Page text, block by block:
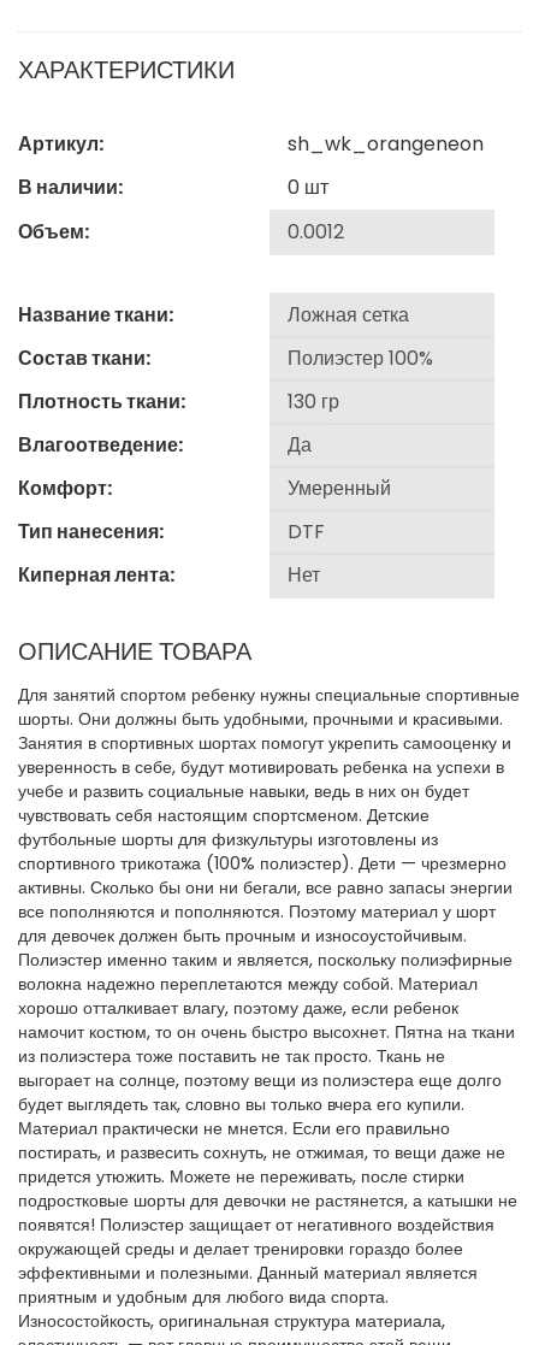
ХАРАКТЕРИСТИКИ
Артикул:
sh_wk_orangeneon
В наличии:
0 шт
Объем:
Название ткани:
Состав ткани:
Плотность ткани:
Влагоотведение:
Комфорт:
Тип нанесения:
Киперная лента:
ОПИСАНИЕ ТОВАРА
Для занятий спортом ребенку нужны специальные спортивные
шорты. Они должны быть удобными, прочными и красивыми.
Занятия в спортивных шортах помогут укрепить самооценку и
уверенность в себе, будут мотивировать ребенка на успехи в
учебе и развить социальные навыки, ведь в них он будет
чувствовать себя настоящим спортсменом. Детские
футбольные шорты для физкультуры изготовлены из
спортивного трикотажа (100% полиэстер). Дети — чрезмерно
активны. Сколько бы они ни бегали, все равно запасы энергии
все пополняются и пополняются. Поэтому материал у шорт
для девочек должен быть прочным и износоустойчивым.
Полиэстер именно таким и является, поскольку полиэфирные
волокна надежно переплетаются между собой. Материал
хорошо отталкивает влагу, поэтому даже, если ребенок
намочит костюм, то он очень быстро высохнет. Пятна на ткани
из полиэстера тоже поставить не так просто. Ткань не
выгорает на солнце, поэтому вещи из полиэстера еще долго
будет выглядеть так, словно вы только вчера его купили.
Материал практически не мнется. Если его правильно
постирать, и развесить сохнуть, не отжимая, то вещи даже не
придется утюжить. Можете не переживать, после стирки
подростковые шорты для девочки не растянется, а катышки не
появятся! Полиэстер защищает от негативного воздействия
окружающей среды и делает тренировки гораздо более
эффективными и полезными. Данный материал является
приятным и удобным для любого вида спорта.
Износостойкость, оригинальная структура материала,